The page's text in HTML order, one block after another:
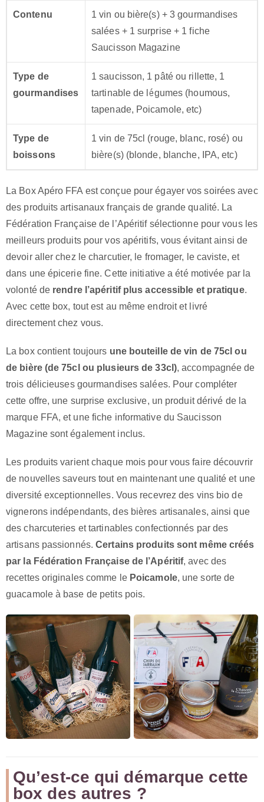
Contenu
1 vin ou bière(s) + 3 gourmandises
salées + 1 surprise + 1 fiche
Saucisson Magazine
Type de
gourmandises
1 saucisson, 1 pâté ou rillette, 1
tartinable de légumes (houmous,
tapenade, Poicamole, etc)
Type de
boissons
1 vin de 75cl (rouge, blanc, rosé) ou
bière(s) (blonde, blanche, IPA, etc)
La Box Apéro FFA est conçue pour égayer vos soirées avec
des produits artisanaux français de grande qualité. La
Fédération Française de l’Apéritif sélectionne pour vous les
meilleurs produits pour vos apéritifs, vous évitant ainsi de
devoir aller chez le charcutier, le fromager, le caviste, et
dans une épicerie fine. Cette initiative a été motivée par la
volonté de rendre l’apéritif plus accessible et pratique.
Avec cette box, tout est au même endroit et livré
directement chez vous.
La box contient toujours une bouteille de vin de 75cl ou
de bière (de 75cl ou plusieurs de 33cl), accompagnée de
trois délicieuses gourmandises salées. Pour compléter
cette offre, une surprise exclusive, un produit dérivé de la
marque FFA, et une fiche informative du Saucisson
Magazine sont également inclus.
Les produits varient chaque mois pour vous faire découvrir
de nouvelles saveurs tout en maintenant une qualité et une
diversité exceptionnelles. Vous recevrez des vins bio de
vignerons indépendants, des bières artisanales, ainsi que
des charcuteries et tartinables confectionnés par des
artisans passionnés.Certains produits sont même créés
par la Fédération Française de l’Apéritif, avec des
recettes originales comme le Poicamole, une sorte de
guacamole à base de petits pois.
Qu’est-ce qui démarque cette
box des autres ?